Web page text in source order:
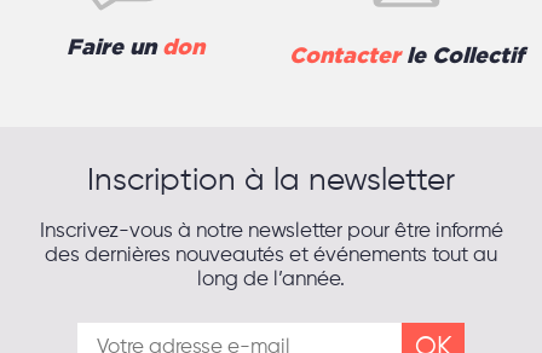
Faire un don Contacterle Collectif
Inscription à la newsletter
Inscrivez-vous à notre newsletter pour être informé
des dernières nouveautés et événements tout au
long de l’année.